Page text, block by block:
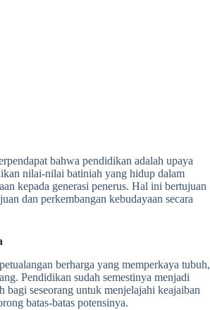
bahwa pendidikan adalah upaya
nilai-nilai batiniah yang hidup dalam
kepada generasi penerus. Hal ini bertujuan
dan perkembangan kebudayaan secara
berharga yang memperkaya tubuh,
Pendidikan sudah semestinya menjadi
bagi seseorang untuk menjelajahi keajaiban
batas-batas potensinya.